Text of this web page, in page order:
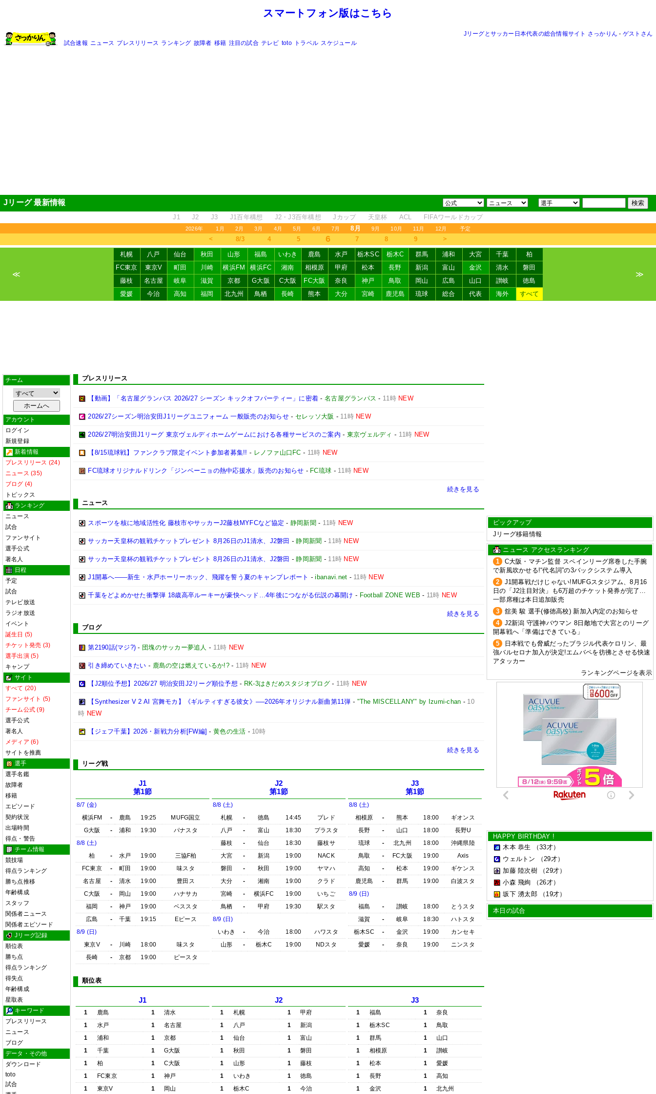
スマートフォン版はこちら
Jリーグとサッカー日本代表の総合情報サイト さっかりん - ゲストさん
試合速報 ニュース プレスリリース ランキング 故障者 移籍 注目の試合 テレビ toto トラベル スケジュール
Jリーグ 最新情報
J1 J2 J3 J1百年構想 J2・J3百年構想 Jカップ 天皇杯 ACL FIFAワールドカップ
2026年 1月 2月 3月 4月 5月 6月 7月 8月 9月 10月 11月 12月 予定
＜ 8/3 4 5 6 7 8 9 ＞
≪
札幌 八戸 仙台 秋田 山形 福島 いわき 鹿島 水戸 栃木SC 栃木C 群馬 浦和 大宮 千葉
柏
FC東京
東京V 町田 川崎 横浜FM 横浜FC 湘南 相模原 甲府 松本 長野 新潟 富山 金沢 清水
磐田
藤枝
名古屋 岐阜 滋賀 京都 G大阪 C大阪 FC大阪 奈良 神戸 鳥取 岡山 広島 山口 讃岐
徳島
愛媛
今治 高知 福岡 北九州 鳥栖 長崎 熊本 大分 宮崎 鹿児島 琉球 総合 代表 海外 すべて
≫
チーム
アカウント
ログイン
新規登録
新着情報
プレスリリース (24)
ニュース (35)
ブログ (4)
トピックス
ランキング
ニュース
試合
ファンサイト
選手公式
著名人
日程
予定
試合
テレビ放送
ラジオ放送
イベント
誕生日 (5)
チケット発売 (3)
選手出演 (5)
キャンプ
サイト
すべて (20)
ファンサイト (5)
チーム公式 (9)
選手公式
著名人
メディア (6)
サイトを推薦
選手
選手名鑑
故障者
移籍
エピソード
契約状況
出場時間
得点・警告
チーム情報
競技場
得点ランキング
勝ち点推移
年齢構成
スタッフ
関係者ニュース
関係者エピソード
Jリーグ記録
順位表
勝ち点
得点ランキング
得失点
年齢構成
星取表
キーワード
プレスリリース
ニュース
ブログ
データ・その他
ダウンロード
toto
試合
プレスリリース
【動画】「名古屋グランパス 2026/27 シーズン キックオフパーティー」に密着 -名古屋グランパス - 11時 NEW
2026/27シーズン明治安田J1リーグユニフォーム 一般販売のお知らせ- セレッソ大阪 - 11時 NEW
2026/27明治安田J1リーグ 東京ヴェルディホームゲームにおける各種サービスのご案内 - 東京ヴェルディ - 11時 NEW
【8/15琉球戦】ファンクラブ限定イベント参加者募集!! - レノファ山口FC - 11時 NEW
FC琉球オリジナルドリンク「ジンベーニョの熱中応援水」販売のお知らせ - FC琉球 - 11時 NEW
続きを見る
ニュース
スポーツを核に地域活性化 藤枝市やサッカーJ2藤枝MYFCなど協定 - 静岡新聞 - 11時 NEW
サッカー天皇杯の観戦チケットプレゼント 8月26日のJ1清水、J2磐田 -静岡新聞 - 11時 NEW
サッカー天皇杯の観戦チケットプレゼント 8月26日のJ1清水、J2磐田 -静岡新聞 - 11時 NEW
J1開幕へ――新生・水戸ホーリーホック、飛躍を誓う夏のキャンプレポート -ibanavi.net - 11時 NEW
千葉をどよめかせた衝撃弾 18歳高卒ルーキーが豪快ヘッド…4年後につながる伝説の幕開け - Football ZONE WEB - 11時 NEW
続きを見る
ブログ
第2190話(マジ?) - 団塊のサッカー夢追人 - 11時 NEW
引き締めていきたい - 鹿島の空は燃えているか!?- 11時 NEW
【J2順位予想】2026/27 明治安田J2リーグ順位予想 - RK-3はきだめスタジオブログ- 11時 NEW
【Synthesizer V 2 AI 宮舞モカ】《ギルティすぎる彼女》──2026年オリジナル新曲第11弾 - "The MISCELLANY" by Izumi-chan - 10
時 NEW
【ジェフ千葉】2026・新戦力分析[FW編] - 黄色の生活 - 10時
続きを見る
リーグ戦
J1
第1節
8/7 (金)
横浜FM
- 鹿島 19:25
MUFG国立
G大阪
- 浦和 19:30
パナスタ
8/8 (土)
柏
- 水戸 19:00
三協F柏
FC東京
- 町田 19:00
味スタ
名古屋
- 清水 19:00
豊田ス
C大阪
- 岡山 19:00
ハナサカ
福岡
- 神戸 19:00
ベススタ
広島
- 千葉 19:15
Eピース
8/9 (日)
東京V
- 川崎 18:00
味スタ
長崎
- 京都 19:00 ピースタ
J2
第1節
8/8 (土)
札幌
- 徳島 14:45
プレド
八戸
- 富山 18:30
プラスタ
藤枝
- 仙台 18:30
藤枝サ
大宮
- 新潟 19:00
NACK
磐田
- 秋田 19:00
ヤマハ
大分
- 湘南 19:00
クラド
宮崎
- 横浜FC 19:00
いちご
鳥栖
- 甲府 19:30
駅スタ
8/9 (日)
いわき
- 今治 18:00
ハワスタ
山形
- 栃木C 19:00 NDスタ
J3
第1節
8/8 (土)
相模原
- 熊本 18:00
ギオンス
長野
- 山口 18:00
長野U
琉球
- 北九州 18:00
沖縄県陸
鳥取
- FC大阪 19:00
Axis
高知
- 松本 19:00
ギケンス
鹿児島
- 群馬 19:00
白波スタ
8/9 (日)
福島
- 讃岐 18:00
とうスタ
滋賀
- 岐阜 18:30
ハトスタ
栃木SC
- 金沢 19:00
カンセキ
愛媛
- 奈良 19:00 ニンスタ
順位表
J1
1 鹿島 1
清水
1
水戸 1
名古屋
1
浦和 1
京都
1
千葉 1
G大阪
1
柏 1
C大阪
1
FC東京 1
神戸
1
東京V 1
岡山
J2
1 札幌 1
甲府
1
八戸 1
新潟
1
仙台 1
富山
1
秋田 1
磐田
1
山形 1
藤枝
1
いわき 1
徳島
1
栃木C 1
今治
J3
1 福島 1
奈良
1
栃木SC 1
鳥取
1
群馬 1
山口
1
相模原 1
讃岐
1
松本 1
愛媛
1
長野 1
高知
1
金沢 1
北九州
ピックアップ
Jリーグ移籍情報
ニュース アクセスランキング
1
C大阪・マチン監督 スペインリーグ席巻した手腕
で新風吹かせる!“代名詞”の3バックシステム導入
2
J1開幕戦だけじゃない!MUFGスタジアム、8月16
日の「J2注目対決」も6万超のチケット発券が完了…
一部席種は本日追加販売
3
舘美 駿 選手(修徳高校) 新加入内定のお知らせ
4
J2新潟 守護神バウマン 8日敵地で大宮とのリーグ
開幕戦へ「準備はできている」
5
日本戦でも脅威だったブラジル代表ケロリン、最
強バルセロナ加入が決定!エムバペを彷彿とさせる快速
アタッカー
ランキングページを表示
HAPPY BIRTHDAY !
木本 恭生
（33才）
ウェルトン
（29才）
加藤 陸次樹
（29才）
小森 飛絢
（26才）
坂下 湧太郎
（19才）
本日の試合